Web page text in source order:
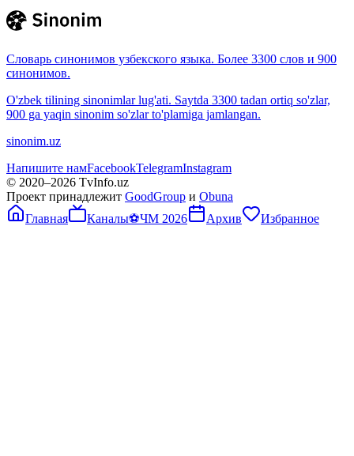
Словарь синонимов узбекского языка. Более 3300 слов и 900
синонимов.
O'zbek tilining sinonimlar lug'ati. Saytda 3300 tadan ortiq so'zlar,
900 ga yaqin sinonim so'zlar to'plamiga jamlangan.
sinonim.uz
Напишите намFacebookTelegramInstagram
© 2020–2026 TvInfo.uz
Проект принадлежит GoodGroup и Obuna
Главная
Каналы⚽ЧМ 2026 Архив Избранное